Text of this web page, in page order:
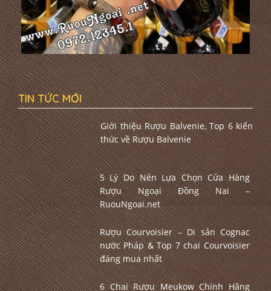
TIN TỨC MỚI
Giới thiệu Rượu Balvenie, Top 6 kiến
thức về Rượu Balvenie
5 Lý Do Nên Lựa Chọn Cửa Hàng
Rượu Ngoại Đồng Nai –
RuouNgoai.net
Rượu Courvoisier – Di sản Cognac
nước Pháp & Top 7 chai Courvoisier
đáng mua nhất
6 Chai Rượu Meukow Chính Hãng
Được Săn Đón Nhiều Nhất Tại Việt